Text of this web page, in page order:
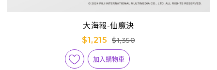
大海報-仙魔決
$1,215
$1,350
加入購物車